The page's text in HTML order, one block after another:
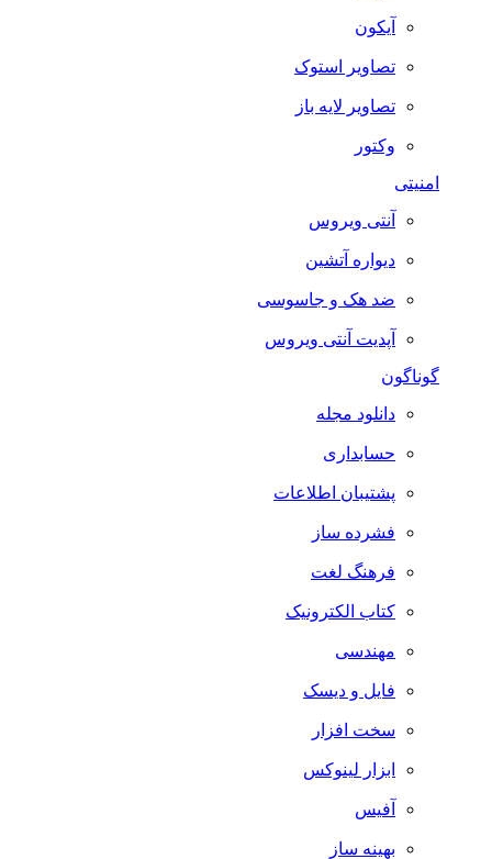
آیکون
تصاویر استوک
تصاویر لایه باز
وکتور
امنیتی
آنتی ویروس
دیواره آتشین
ضد هک و جاسوسی
آپدیت آنتی ویروس
گوناگون
دانلود مجله
حسابداری
پشتیبان اطلاعات
فشرده ساز
فرهنگ لغت
کتاب الکترونیک
مهندسی
فایل و دیسک
سخت افزار
ابزار لینوکس
آفیس
بهینه ساز